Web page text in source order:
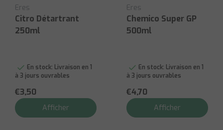
Eres
Citro Détartrant
250ml
En stock: Livraison en 1
à 3 jours ouvrables
€3,50
Afficher
Eres
Chemico Super GP
500ml
En stock: Livraison en 1
à 3 jours ouvrables
€4,70
Afficher